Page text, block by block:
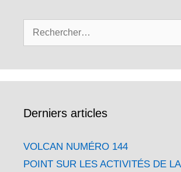
Derniers articles
VOLCAN NUMÉRO 144
POINT SUR LES ACTIVITÉS DE LA